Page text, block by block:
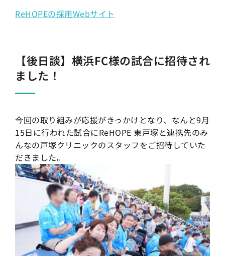
ReHOPEの採用Webサイト
【後日談】横浜FC様の試合に招待され
ました！
今回の取り組みが応援がきっかけとなり、なんと9月
15日に行われた試合にReHOPE 東戸塚と連携先のみ
んなの戸塚クリニックのスタッフをご招待していた
だきました。